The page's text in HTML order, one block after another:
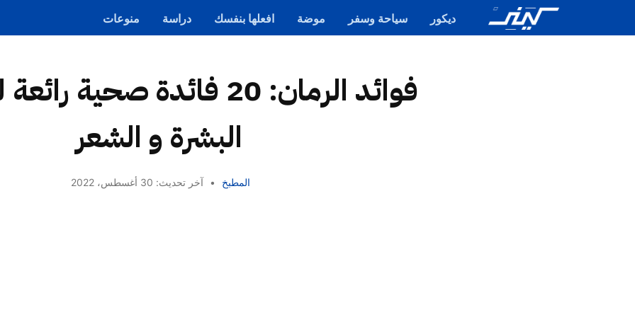
ديكور سياحة وسفر موضة افعلها بنفسك دراسة منوعات
فوائد الرمان: 20 فائدة
البشرة و الشعر
المطبخ • آخر تحديث: 30 أغسطس، 2022